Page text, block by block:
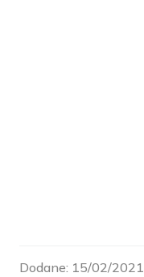
Dodane: 15/02/2021